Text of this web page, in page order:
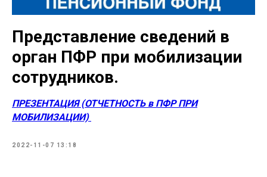
Представление сведений в
орган ПФР при мобилизации
сотрудников.
ПРЕЗЕНТАЦИЯ (ОТЧЕТНОСТЬ в ПФР ПРИ
МОБИЛИЗАЦИИ)
2022-11-07 13:18